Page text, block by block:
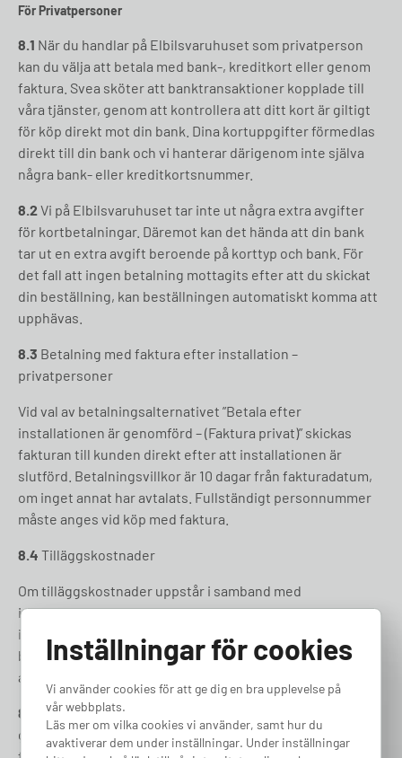
För Privatpersoner
8.1 När du handlar på Elbilsvaruhuset som privatperson
kan du välja att betala med bank-, kreditkort eller genom
faktura. Svea sköter att banktransaktioner kopplade till
våra tjänster, genom att kontrollera att ditt kort är giltigt
för köp direkt mot din bank. Dina kortuppgifter förmedlas
direkt till din bank och vi hanterar därigenom inte själva
några bank- eller kreditkortsnummer.
8.2Vi på Elbilsvaruhuset tar inte ut några extra avgifter
för kortbetalningar. Däremot kan det hända att din bank
tar ut en extra avgift beroende på korttyp och bank. För
det fall att ingen betalning mottagits efter att du skickat
din beställning, kan beställningen automatiskt komma att
upphävas.
8.3 Betalning med faktura efter installation –
privatpersoner
Vid val av betalningsalternativet ”Betala efter
installationen är genomförd – (Faktura privat)” skickas
fakturan till kunden direkt efter att installationen är
slutförd. Betalningsvillkor är 10 dagar från fakturadatum,
om inget annat har avtalats. Fullständigt personnummer
måste anges vid köp med faktura.
8.4 Tilläggskostnader
Om tilläggskostnader uppstår i samband med
installationen faktureras dessa separat efter att
installationen är genomförd. Även här gäller
betalningsvillkor på 10 dagar, om inget annat särskilt
avtalats.
8.5
Vid beställning av batterier för hemmalagring
genomför Elbilsvaruhuset en kreditupplysning och
Inställningar för cookies
Vi använder cookies för att ge dig en bra upplevelse på
vår webbplats.
Läs mer om vilka cookies vi använder, samt hur du
avaktiverar dem under inställningar. Under inställningar